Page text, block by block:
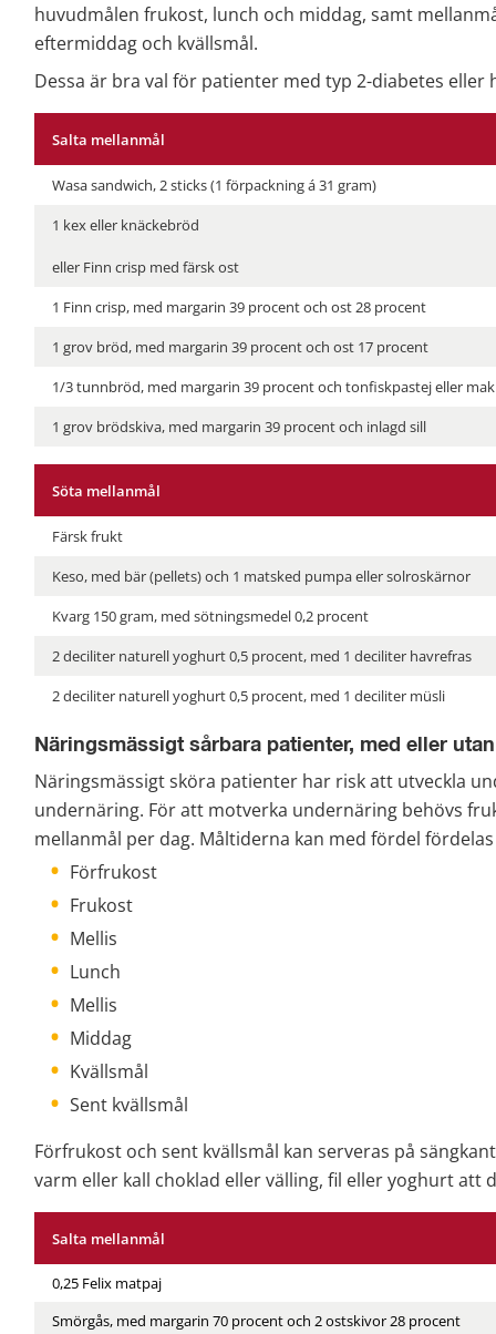
huvudmålen frukost, lunch och middag, samt
eftermiddag och kvällsmål.
Dessa är bra val för patienter med typ 2-diabetes eller
Salta mellanmål
Wasa sandwich, 2 sticks (1 förpackning á 31 gram)
1 kex eller knäckebröd
eller Finn crisp med färsk ost
1 Finn crisp, med margarin 39 procent och ost 28 procent
1 grov bröd, med margarin 39 procent och ost 17 procent
1/3 tunnbröd, med margarin 39 procent och tonfiskpastej eller
1 grov brödskiva, med margarin 39 procent och inlagd sill
Söta mellanmål
Färsk frukt
Keso, med bär (pellets) och 1 matsked pumpa eller solroskärnor
Kvarg 150 gram, med sötningsmedel 0,2 procent
2 deciliter naturell yoghurt 0,5 procent, med 1 deciliter havrefras
2 deciliter naturell yoghurt 0,5 procent, med 1 deciliter müsli
Näringsmässigt sårbara patienter, med eller
Näringsmässigt sköra patienter har risk att utveckla
undernäring. För att motverka undernäring behövs
mellanmål per dag. Måltiderna kan med fördel
Förfrukost
Frukost
Mellis
Lunch
Mellis
Middag
Kvällsmål
Sent kvällsmål
Förfrukost och sent kvällsmål kan serveras på
varm eller kall choklad eller välling, fil eller yoghurt att
Salta mellanmål
0,25 Felix matpaj
Smörgås, med margarin 70 procent och 2 ostskivor 28 procent